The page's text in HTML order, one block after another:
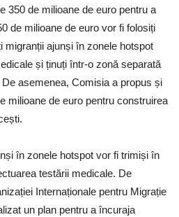
350 de milioane de euro pentru a
de milioane de euro vor fi folosiți
migranții ajunși în zonele hotspot
și ținuți într-o zonă separată
asemenea, Comisia a propus și
milioane de euro pentru construirea
în zonele hotspot vor fi trimiși în
testării medicale. De
Internaționale pentru Migrație
un plan pentru a încuraja